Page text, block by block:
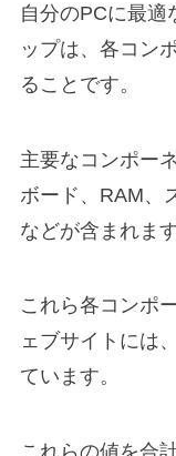
自分のPCに最適
ップは、各コン
ることです。
主要なコンポー
ボード、RAM、
などが含まれます
これら各コンポ
ェブサイトには
ています。